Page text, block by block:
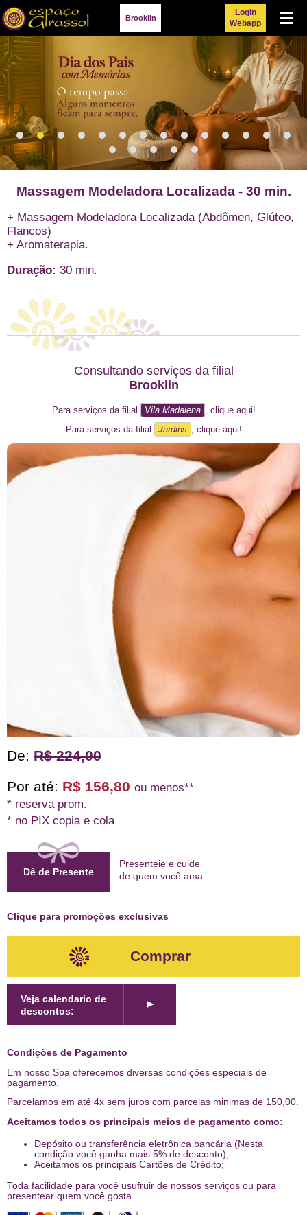
Login
WebappMenu
Brooklin
Massagem Modeladora Localizada - 30 min.
+ Massagem Modeladora Localizada (Abdômen, Glúteo,
Flancos)
+ Aromaterapia.
Duração: 30 min.
Consultando serviços da filial
Brooklin
Para serviços da filial Vila Madalena
, clique aqui!
Para serviços da filial
Jardins , clique aqui!
De: R$ 224,00
Por até: R$ 156,80 ou menos**
* reserva prom.
* no PIX copia e cola
Dê de Presente
Presenteie e cuide
de quem você ama
Clique para promoções exclusivas
Comprar
Veja calendario de
descontos:
►
Condições de Pagamento
Em nosso Spa oferecemos diversas condições especiais de
pagamento.
Parcelamos em até 4x sem juros com parcelas minimas de 150,00.
Aceitamos todos os principais meios de pagamento como:
Depósito ou transferência eletrônica bancária (Nesta
condição você ganha mais 5% de desconto);
Aceitamos os principais Cartões de Crédito;
Toda facilidade para você usufruir de nossos serviços ou para
presentear quem você gosta.